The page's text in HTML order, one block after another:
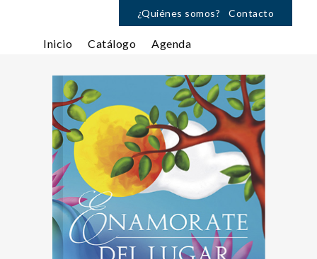
¿Quiénes somos? Contacto
Inicio Catálogo Agenda